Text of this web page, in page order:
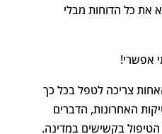
את כל הדוחות מבלי
אפשרי!
צריכה לטפל בכל כך
האחרונות, הדברים
בקשישים במדינה.